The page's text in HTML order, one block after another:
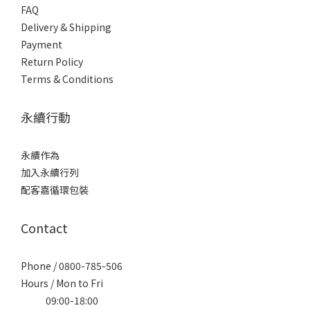
FAQ
Delivery & Shipping
Payment
Return Policy
Terms & Conditions
永續行動
永續作為
加入永續行列
配客嘉循環包裝
Contact
Phone / 0800-785-506
Hours / Mon to Fri
09:00-18:00